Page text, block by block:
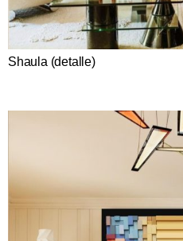
Shaula (detalle)